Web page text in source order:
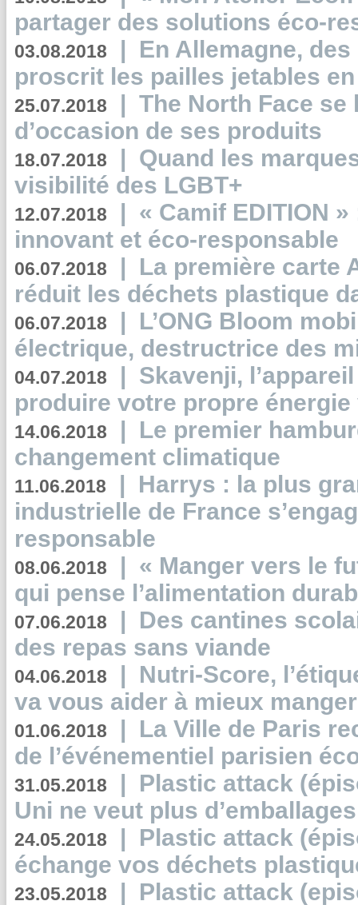
partager des solutions éco-
03.08.2018 | En Allemagne,
proscrit les pailles jetables
25.07.2018 | The North Face se
d’occasion de ses produits
18.07.2018 | Quand les
visibilité des LGBT+
12.07.2018 | « Camif EDITION
innovant et éco-responsable
06.07.2018 | La première carte
réduit les déchets plastique
06.07.2018 | L’ONG Bloom
électrique, destructrice des
04.07.2018 | Skavenji,
produire votre propre
14.06.2018 | Le premier
changement climatique
11.06.2018 | Harrys : la plus
industrielle de France
responsable
08.06.2018 | « Manger vers le
qui pense l’alimentation
07.06.2018 | Des cantines
des repas sans viande
04.06.2018 | Nutri-Score,
va vous aider à mieux
01.06.2018 | La Ville de Paris
de l’événementiel parisien
31.05.2018 | Plastic attack
Uni ne veut plus
24.05.2018 | Plastic attack
échange vos déchets
23.05.2018 | Plastic attack